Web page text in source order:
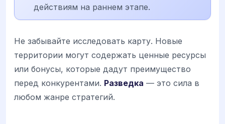
действиям на раннем этапе.
Не забывайте исследовать карту. Новые
территории могут содержать ценные ресурсы
или бонусы, которые дадут преимущество
перед конкурентами. Разведка — это сила в
любом жанре стратегий.